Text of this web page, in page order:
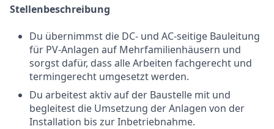
Stellenbeschreibung
Du übernimmst die DC- und AC-seitige Bauleitung
für PV-Anlagen auf Mehrfamilienhäusern und
sorgst dafür, dass alle Arbeiten fachgerecht und
termingerecht umgesetzt werden.
Du arbeitest aktiv auf der Baustelle mit und
begleitest die Umsetzung der Anlagen von der
Installation bis zur Inbetriebnahme.